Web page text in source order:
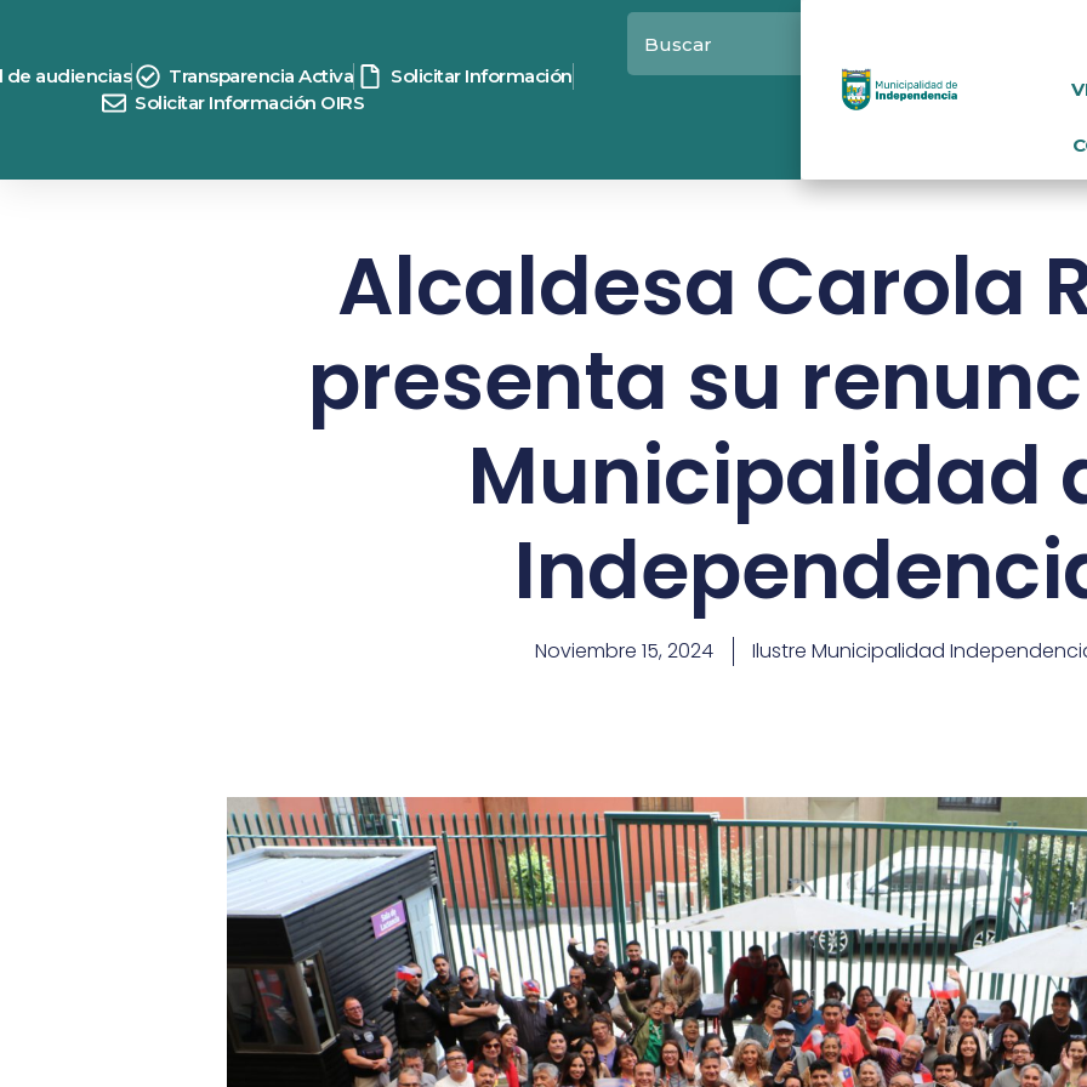
de audiencias Transparencia Activa
Solicitar Información
Solicitar Información OIRS
Alcaldesa Carola
presenta su
Municipalidad
Noviembre 15, 2024 Ilustre Municipalidad